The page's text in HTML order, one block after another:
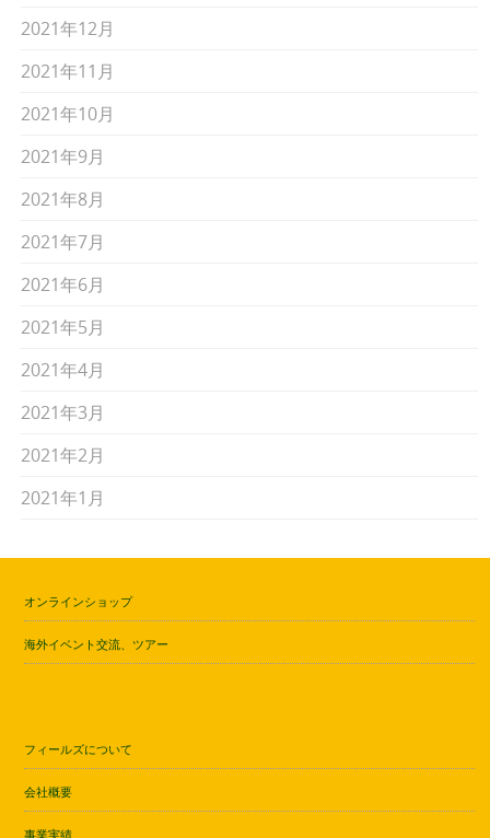
2021年12月
2021年11月
2021年10月
2021年9月
2021年8月
2021年7月
2021年6月
2021年5月
2021年4月
2021年3月
2021年2月
2021年1月
オンラインショップ
海外イベント交流、ツアー
フィールズについて
会社概要
事業実績